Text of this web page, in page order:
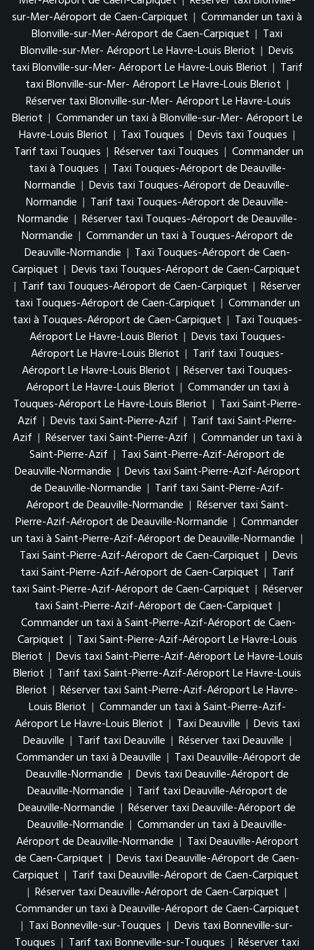
sur-Mer-Aéroport de Caen-Carpiquet | Commander un taxi à
Blonville-sur-Mer-Aéroport de Caen-Carpiquet | Taxi
Blonville-sur-Mer- Aéroport Le Havre-Louis Bleriot | Devis
taxi Blonville-sur-Mer- Aéroport Le Havre-Louis Bleriot | Tarif
taxi Blonville-sur-Mer- Aéroport Le Havre-Louis Bleriot |
Réserver taxi Blonville-sur-Mer- Aéroport Le Havre-Louis
Bleriot | Commander un taxi à Blonville-sur-Mer- Aéroport Le
Havre-Louis Bleriot | Taxi Touques | Devis taxi Touques |
Tarif taxi Touques | Réserver taxi Touques | Commander un
taxi à Touques | Taxi Touques-Aéroport de Deauville-
Normandie | Devis taxi Touques-Aéroport de Deauville-
Normandie | Tarif taxi Touques-Aéroport de Deauville-
Normandie | Réserver taxi Touques-Aéroport de Deauville-
Normandie | Commander un taxi à Touques-Aéroport de
Deauville-Normandie | Taxi Touques-Aéroport de Caen-
Carpiquet | Devis taxi Touques-Aéroport de Caen-Carpiquet
| Tarif taxi Touques-Aéroport de Caen-Carpiquet | Réserver
taxi Touques-Aéroport de Caen-Carpiquet | Commander un
taxi à Touques-Aéroport de Caen-Carpiquet | Taxi Touques-
Aéroport Le Havre-Louis Bleriot | Devis taxi Touques-
Aéroport Le Havre-Louis Bleriot | Tarif taxi Touques-
Aéroport Le Havre-Louis Bleriot | Réserver taxi Touques-
Aéroport Le Havre-Louis Bleriot | Commander un taxi à
Touques-Aéroport Le Havre-Louis Bleriot | Taxi Saint-Pierre-
Azif | Devis taxi Saint-Pierre-Azif | Tarif taxi Saint-Pierre-
Azif | Réserver taxi Saint-Pierre-Azif | Commander un taxi à
Saint-Pierre-Azif | Taxi Saint-Pierre-Azif-Aéroport de
Deauville-Normandie | Devis taxi Saint-Pierre-Azif-Aéroport
de Deauville-Normandie | Tarif taxi Saint-Pierre-Azif-
Aéroport de Deauville-Normandie | Réserver taxi Saint-
Pierre-Azif-Aéroport de Deauville-Normandie | Commander
un taxi à Saint-Pierre-Azif-Aéroport de Deauville-Normandie |
Taxi Saint-Pierre-Azif-Aéroport de Caen-Carpiquet | Devis
taxi Saint-Pierre-Azif-Aéroport de Caen-Carpiquet | Tarif
taxi Saint-Pierre-Azif-Aéroport de Caen-Carpiquet | Réserver
taxi Saint-Pierre-Azif-Aéroport de Caen-Carpiquet |
Commander un taxi à Saint-Pierre-Azif-Aéroport de Caen-
Carpiquet | Taxi Saint-Pierre-Azif-Aéroport Le Havre-Louis
Bleriot | Devis taxi Saint-Pierre-Azif-Aéroport Le Havre-Louis
Bleriot | Tarif taxi Saint-Pierre-Azif-Aéroport Le Havre-Louis
Bleriot | Réserver taxi Saint-Pierre-Azif-Aéroport Le Havre-
Louis Bleriot | Commander un taxi à Saint-Pierre-Azif-
Aéroport Le Havre-Louis Bleriot | Taxi Deauville | Devis taxi
Deauville | Tarif taxi Deauville | Réserver taxi Deauville |
Commander un taxi à Deauville | Taxi Deauville-Aéroport de
Deauville-Normandie | Devis taxi Deauville-Aéroport de
Deauville-Normandie | Tarif taxi Deauville-Aéroport de
Deauville-Normandie | Réserver taxi Deauville-Aéroport de
Deauville-Normandie | Commander un taxi à Deauville-
Aéroport de Deauville-Normandie | Taxi Deauville-Aéroport
de Caen-Carpiquet | Devis taxi Deauville-Aéroport de Caen-
Carpiquet | Tarif taxi Deauville-Aéroport de Caen-Carpiquet
| Réserver taxi Deauville-Aéroport de Caen-Carpiquet |
Commander un taxi à Deauville-Aéroport de Caen-Carpiquet
| Taxi Bonneville-sur-Touques | Devis taxi Bonneville-sur-
Touques | Tarif taxi Bonneville-sur-Touques | Réserver taxi